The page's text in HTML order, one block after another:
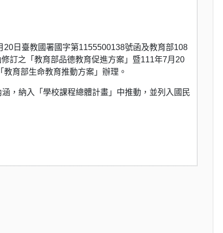
日臺教國署國字第1155500138號函及教育部108
訂之「教育部品德教育促進方案」暨111年7月20
育部生命教育推動方案」辦理。
，納入「學校課程總體計畫」中推動，並列入國⺠